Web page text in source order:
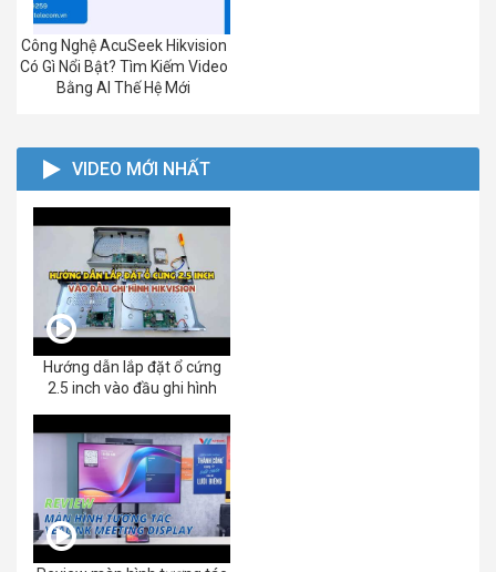
Công Nghệ AcuSeek Hikvision
Có Gì Nổi Bật? Tìm Kiếm Video
Bằng AI Thế Hệ Mới
VIDEO MỚI NHẤT
Hướng dẫn lắp đặt ổ cứng
2.5 inch vào đầu ghi hình